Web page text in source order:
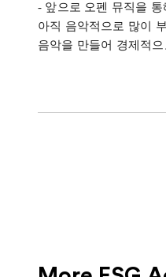
- 앞으로 오펜 뮤직을
아직 음악적으로 많이
음악을 만들어 경제적